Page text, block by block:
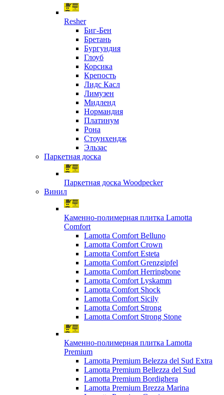
Resher
Биг-Бен
Бретань
Бургундия
Глоуб
Корсика
Крепость
Лидс Касл
Лимузен
Мидленд
Нормандия
Платинум
Рона
Стоунхендж
Эльзас
Паркетная доска
Паркетная доска Woodpecker
Винил
Каменно-полимерная плитка Lamotta
Comfort
Lamotta Comfort Belluno
Lamotta Comfort Crown
Lamotta Comfort Esteta
Lamotta Comfort Grenzgipfel
Lamotta Comfort Herringbone
Lamotta Comfort Lyskamm
Lamotta Comfort Shock
Lamotta Comfort Sicily
Lamotta Comfort Strong
Lamotta Comfort Strong Stone
Каменно-полимерная плитка Lamotta
Premium
Lamotta Premium Belezza del Sud Extra
Lamotta Premium Bellezza del Sud
Lamotta Premium Bordighera
Lamotta Premium Brezza Marina